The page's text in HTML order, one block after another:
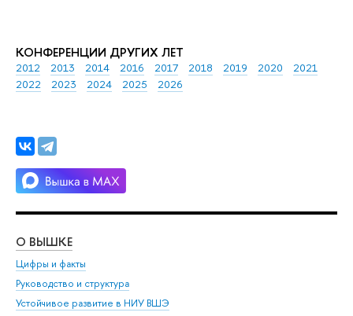
КОНФЕРЕНЦИИ ДРУГИХ ЛЕТ
2012 2013 2014 2016 2017 2018 2019 2020
2021
2022
2023 2024 2025 2026
О ВЫШКЕ
Цифры и факты
Руководство и структура
Устойчивое развитие в НИУ ВШЭ